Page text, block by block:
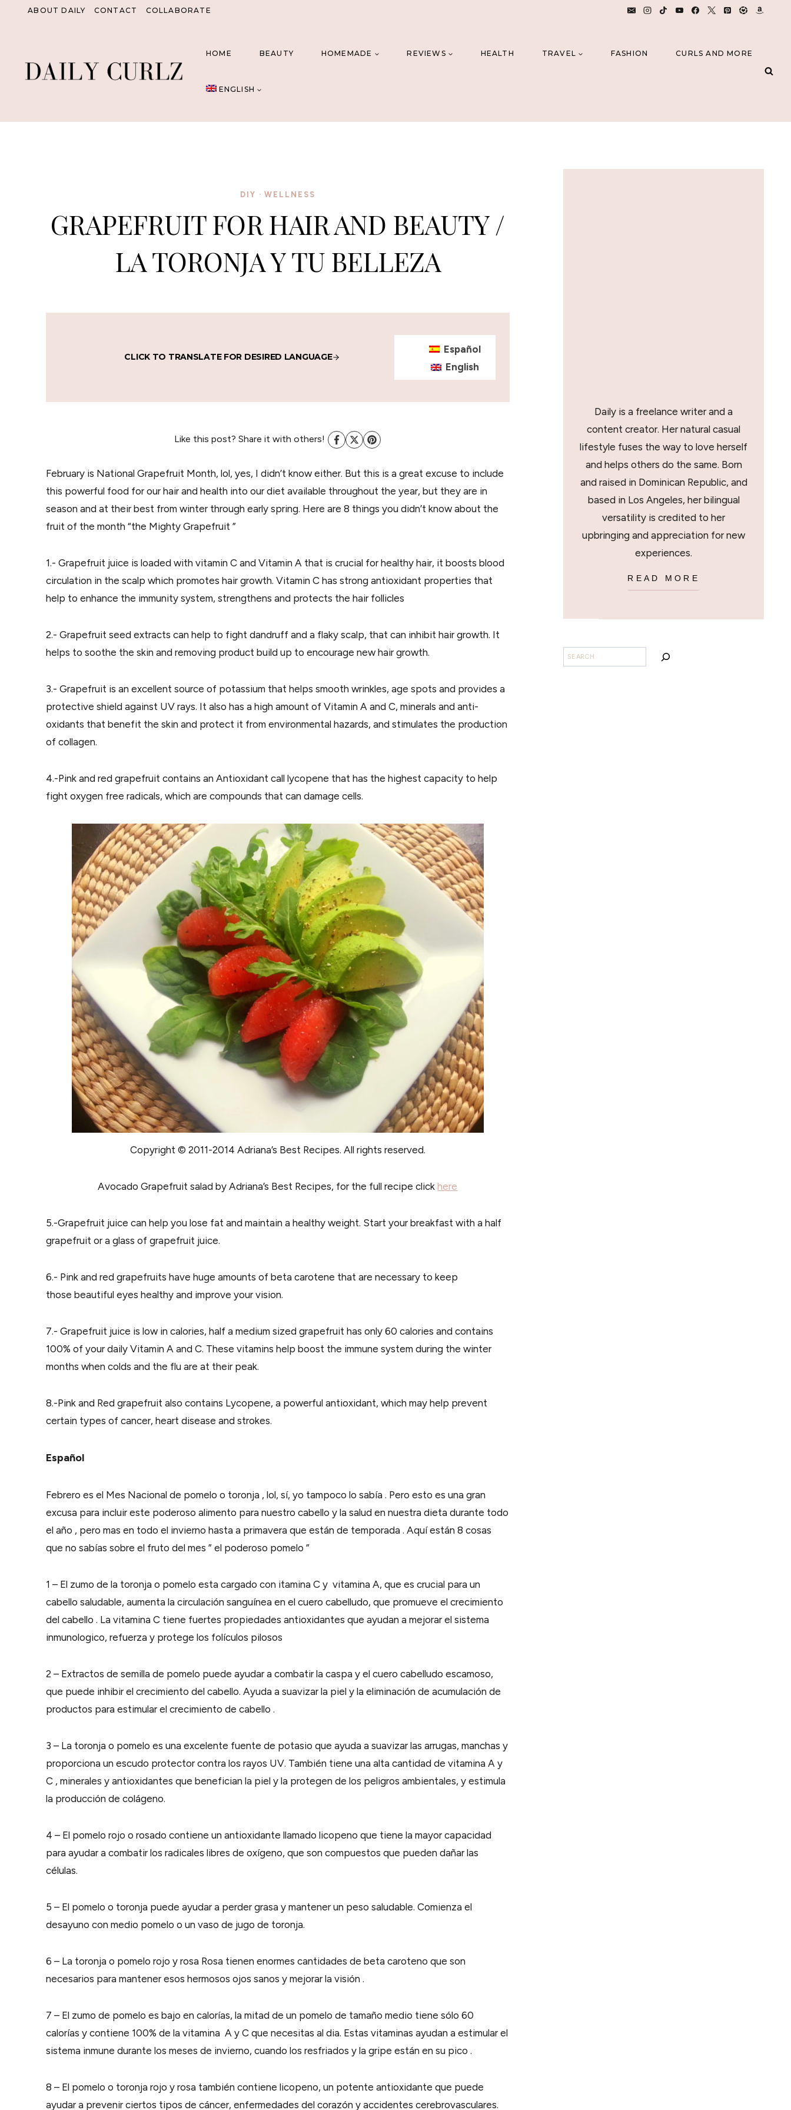
ABOUT DAILY CONTACT COLLABORATE
HOME BEAUTY HOMEMADE REVIEWS HEALTH TRAVEL FASHION CURLS AND MORE
ENGLISH
DIY ·WELLNESS
GRAPEFRUIT FOR HAIR AND BEAUTY /
LA TORONJA Y TU BELLEZA
CLICK TO TRANSLATE FOR DESIRED LANGUAGE
Español
English
Like this post? Share it with others!
February is National Grapefruit Month, lol, yes, I didn’t know either. But this is a great excuse to include
this powerful food for our hair and health into our diet available throughout the year, but they are in
season and at their best from winter through early spring. Here are 8 things you didn’t know about the
fruit of the month “the Mighty Grapefruit ”
1.- Grapefruit juice is loaded with vitamin C and Vitamin A that is crucial for healthy hair, it boosts blood
circulation in the scalp which promotes hair growth. Vitamin C has strong antioxidant properties that
help to enhance the immunity system, strengthens and protects the hair follicles
2.- Grapefruit seed extracts can help to fight dandruff and a flaky scalp, that can inhibit hair growth. It
helps to soothe the skin and removing product build up to encourage new hair growth.
3.- Grapefruit is an excellent source of potassium that helps smooth wrinkles, age spots and provides a
protective shield against UV rays. It also has a high amount of Vitamin A and C, minerals and anti-
oxidants that benefit the skin and protect it from environmental hazards, and stimulates the production
of collagen.
4.-Pink and red grapefruit contains an Antioxidant call lycopene that has the highest capacity to help
fight oxygen free radicals, which are compounds that can damage cells.
Copyright © 2011-2014 Adriana’s Best Recipes. All rights reserved.
Avocado Grapefruit salad by Adriana’s Best Recipes, for the full recipe clickhere
5.-Grapefruit juice can help you lose fat and maintain a healthy weight. Start your breakfast with a half
grapefruit or a glass of grapefruit juice.
6.- Pink and red grapefruits have huge amounts of beta carotene that are necessary to keep
those beautiful eyes healthy and improve your vision.
7.- Grapefruit juice is low in calories, half a medium sized grapefruit has only 60 calories and contains
100% of your daily Vitamin A and C. These vitamins help boost the immune system during the winter
months when colds and the flu are at their peak.
8.-Pink and Red grapefruit also contains Lycopene, a powerful antioxidant, which may help prevent
certain types of cancer, heart disease and strokes.
Español
Febrero es el Mes Nacional de pomelo o toronja , lol, sí, yo tampoco lo sabía . Pero esto es una gran
excusa para incluir este poderoso alimento para nuestro cabello y la salud en nuestra dieta durante todo
el año , pero mas en todo el invierno hasta a primavera que están de temporada . Aquí están 8 cosas
que no sabías sobre el fruto del mes ” el poderoso pomelo ”
1 – El zumo de la toronja o pomelo esta cargado con itamina C y vitamina A, que es crucial para un
cabello saludable, aumenta la circulación sanguínea en el cuero cabelludo, que promueve el crecimiento
del cabello . La vitamina C tiene fuertes propiedades antioxidantes que ayudan a mejorar el sistema
inmunologico, refuerza y ​​protege los folículos pilosos
2 – Extractos de semilla de pomelo puede ayudar a combatir la caspa y el cuero cabelludo escamoso,
que puede inhibir el crecimiento del cabello. Ayuda a suavizar la piel y la eliminación de acumulación de
productos para estimular el crecimiento de cabello .
3 – La toronja o pomelo es una excelente fuente de potasio que ayuda a suavizar las arrugas, manchas y
proporciona un escudo protector contra los rayos UV. También tiene una alta cantidad de vitamina A y
C , minerales y antioxidantes que benefician la piel y la protegen de los peligros ambientales, y estimula
la producción de colágeno.
4 – El pomelo rojo o rosado contiene un antioxidante llamado licopeno que tiene la mayor capacidad
para ayudar a combatir los radicales libres de oxígeno, que son compuestos que pueden dañar las
células.
5 – El pomelo o toronja puede ayudar a perder grasa y mantener un peso saludable. Comienza el
desayuno con medio pomelo o un vaso de jugo de toronja.
6 – La toronja o pomelo rojo y rosa Rosa tienen enormes cantidades de beta caroteno que son
necesarios para mantener esos hermosos ojos sanos y mejorar la visión .
7 – El zumo de pomelo es bajo en calorías, la mitad de un pomelo de tamaño medio tiene sólo 60
calorías y contiene 100% de la vitamina A y C que necesitas al dia. Estas vitaminas ayudan a estimular el
sistema inmune durante los meses de invierno, cuando los resfriados y la gripe están en su pico .
8 – El pomelo o toronja rojo y rosa también contiene licopeno, un potente antioxidante que puede
ayudar a prevenir ciertos tipos de cáncer, enfermedades del corazón y accidentes cerebrovasculares.
Daily is a freelance writer and a
content creator. Her natural casual
lifestyle fuses the way to love herself
and helps others do the same. Born
and raised in Dominican Republic, and
based in Los Angeles, her bilingual
versatility is credited to her
upbringing and appreciation for new
experiences.
READ MORE